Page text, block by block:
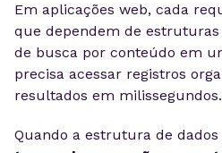
Em aplicações web, cada
que dependem de
de busca por conteúdo em
precisa acessar registros
resultados em milissegundos.
Quando a estrutura de